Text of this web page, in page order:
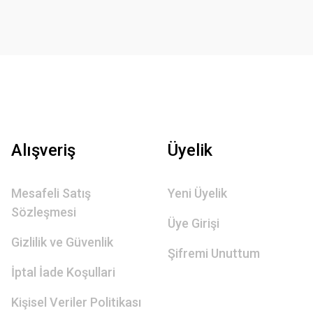
Alışveriş
Mesafeli Satış
Sözleşmesi
Gizlilik ve Güvenlik
İptal İade Koşullari
Kişisel Veriler Politikası
Üyelik
Yeni Üyelik
Üye Girişi
Şifremi Unuttum